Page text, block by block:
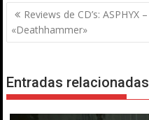
Navegación
de
entradas
Reviews de CD’s: ASPHYX –
«Deathhammer»
Entradas relacionadas